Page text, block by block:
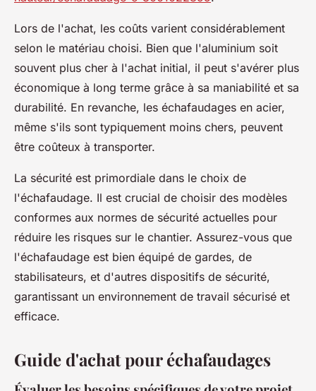
Lors de l'achat, les coûts varient considérablement
selon le matériau choisi. Bien que l'aluminium soit
souvent plus cher à l'achat initial, il peut s'avérer plus
économique à long terme grâce à sa maniabilité et sa
durabilité. En revanche, les échafaudages en acier,
même s'ils sont typiquement moins chers, peuvent
être coûteux à transporter.
La sécurité est primordiale dans le choix de
l'échafaudage. Il est crucial de choisir des modèles
conformes aux normes de sécurité actuelles pour
réduire les risques sur le chantier. Assurez-vous que
l'échafaudage est bien équipé de gardes, de
stabilisateurs, et d'autres dispositifs de sécurité,
garantissant un environnement de travail sécurisé et
efficace.
Guide d'achat pour échafaudages